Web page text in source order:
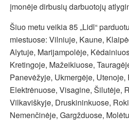
įmonėje dirbusių darbuotojų
Šiuo metu veikia 85 „Lidl“
miestuose: Vilniuje, Kaune,
Alytuje, Marijampolėje,
Kretingoje, Mažeikiuose,
Panevėžyje, Ukmergėje,
Elektrėnuose, Visagine, Šilutėje,
Vilkaviškyje, Druskininkuose,
Nemenčinėje, Gargžduose,